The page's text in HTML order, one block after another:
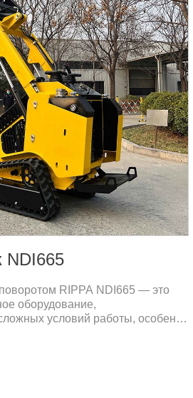
NDI665
RIPPA NDI665 — это
оборудование,
условий работы, особенно